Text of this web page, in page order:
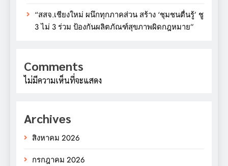
“สสจ.เชียงใหม่ ผนึกทุกภาคส่วน สร้าง ‘ชุมชนตื่นรู้’ ชู
3 ไม่ 3 ร่วม ป้องกันผลิตภัณฑ์สุขภาพผิดกฎหมาย”
Comments
ไม่มีความเห็นที่จะแสดง
Archives
สิงหาคม 2026
กรกฎาคม 2026